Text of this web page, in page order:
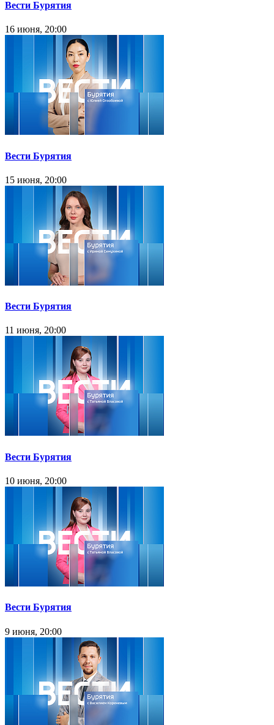
Вести Бурятия
16 июня, 20:00
Вести Бурятия
15 июня, 20:00
Вести Бурятия
11 июня, 20:00
Вести Бурятия
10 июня, 20:00
Вести Бурятия
9 июня, 20:00